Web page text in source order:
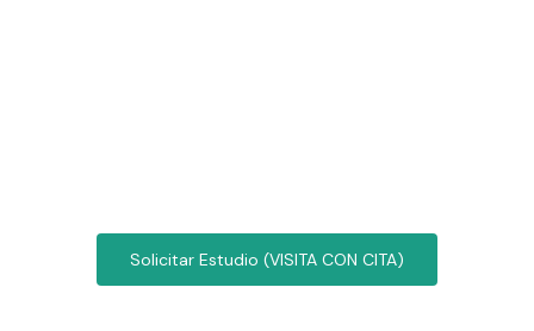
Solicitar Estudio (VISITA CON CITA)